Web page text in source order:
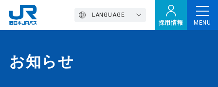
採用情報
LANGUAGE
MENU
トップページ
お知らせ